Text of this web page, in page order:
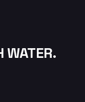
WATER.